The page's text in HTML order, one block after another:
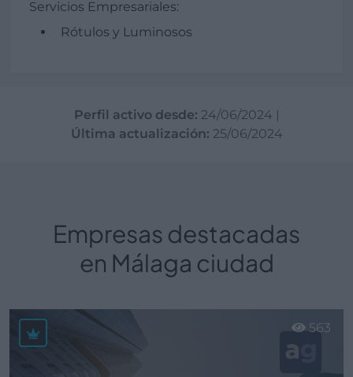
Servicios Empresariales:
Rótulos y Luminosos
Perfil activo desde: 24/06/2024 |
Última actualización: 25/06/2024
Empresas destacadas
en Málaga ciudad
563